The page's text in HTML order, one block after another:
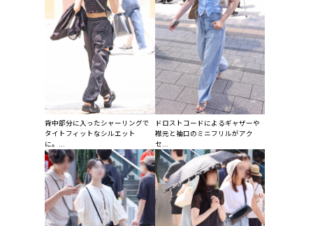
背中部分に入ったシャーリングで
タイトフィットなシルエット
に。...
ドロストコードによるギャザーや
襟元と袖口のミニフリルがアク
セ...